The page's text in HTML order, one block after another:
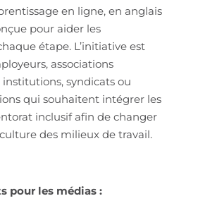
en ligne, en anglais
pour aider les
étape. L’initiative est
associations
institutions, syndicats ou
qui souhaitent intégrer les
inclusif afin de changer
des milieux de travail.
pour les médias :